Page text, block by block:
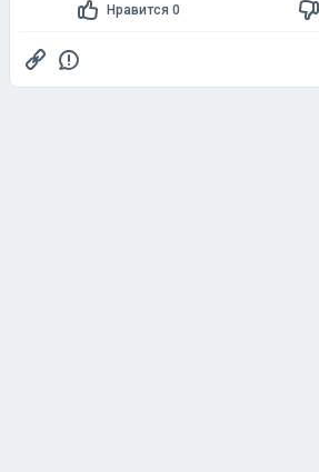
Нравится 0